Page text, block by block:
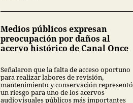
Medios públicos expresan
preocupación por daños al
acervo histórico de Canal Once
Señalaron que la falta de acceso oportuno
para realizar labores de revisión,
mantenimiento y conservación representó
un riesgo para uno de los acervos
audiovisuales públicos más importantes